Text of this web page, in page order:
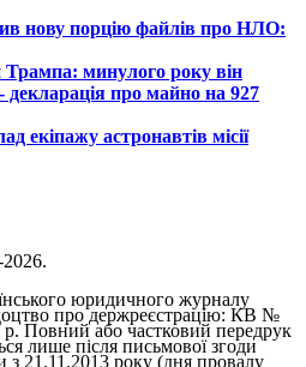
нову порцію файлів про НЛО:
Трампа: минулого року він
декларація про майно на 927
екіпажу астронавтів місії
юридичного журналу
про держреєстрацію: КВ №
р. Повний або частковий передрук
лише після письмової згоди
з 21.11.2013 року (дня провалу